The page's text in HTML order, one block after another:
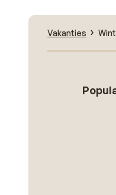
Vakanties